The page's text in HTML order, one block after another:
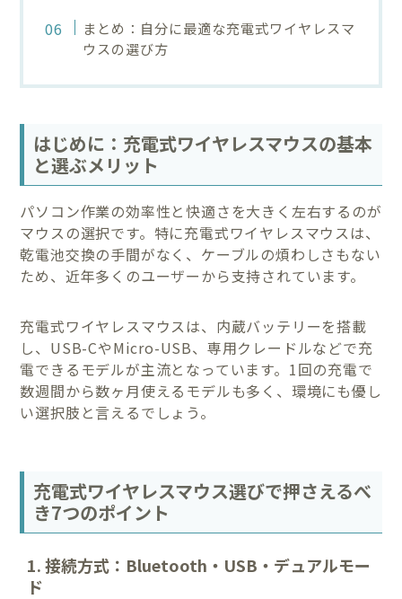
まとめ：自分に最適な充電式ワイヤレスマ
ウスの選び方
はじめに：充電式ワイヤレスマウスの基本
と選ぶメリット
パソコン作業の効率性と快適さを大きく左右するのが
マウスの選択です。特に充電式ワイヤレスマウスは、
乾電池交換の手間がなく、ケーブルの煩わしさもない
ため、近年多くのユーザーから支持されています。
充電式ワイヤレスマウスは、内蔵バッテリーを搭載
し、USB-CやMicro-USB、専用クレードルなどで充
電できるモデルが主流となっています。1回の充電で
数週間から数ヶ月使えるモデルも多く、環境にも優し
い選択肢と言えるでしょう。
充電式ワイヤレスマウス選びで押さえるべ
き7つのポイント
1. 接続方式：Bluetooth・USB・デュアルモー
ド